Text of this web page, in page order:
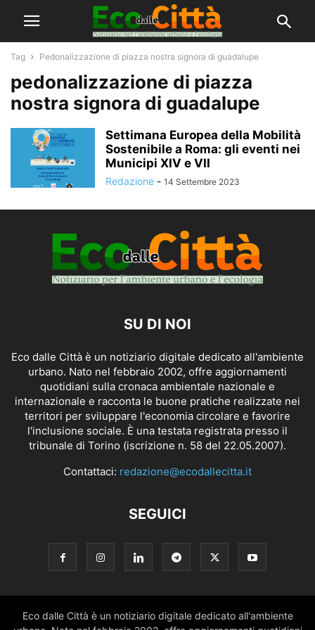
Tag Pedonalizzazione di piazza nostra signora di guadalupe
pedonalizzazione di piazza
nostra signora di guadalupe
Settimana Europea della Mobilità
Sostenibile a Roma: gli eventi nei
Municipi XIV e VII
Redazione - 14 Settembre 2023
SU DI NOI
Eco dalle Città è un notiziario digitale dedicato all'ambiente
urbano. Nato nel febbraio 2002, offre aggiornamenti
quotidiani sulla cronaca ambientale nazionale e
internazionale e racconta le buone pratiche realizzate nei
territori per sviluppare l'economia circolare e favorire
l'inclusione sociale. È una testata registrata presso il
tribunale di Torino (iscrizione n. 58 del 22.05.2007).
Contattaci: redazione@ecodallecitta.it
SEGUICI
Eco dalle Città è un notiziario digitale dedicato all'ambiente